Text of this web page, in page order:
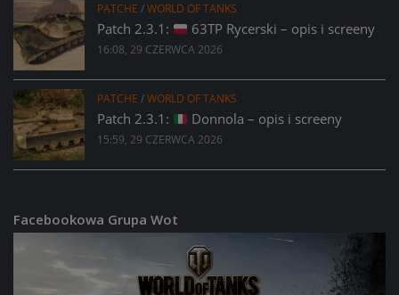
PATCHE /WORLD OF TANKS
Patch 2.3.1: 63TP Rycerski – opis i screeny
16:08, 29 CZERWCA 2026
PATCHE /WORLD OF TANKS
Patch 2.3.1: Donnola – opis i screeny
15:59, 29 CZERWCA 2026
Facebookowa Grupa Wot